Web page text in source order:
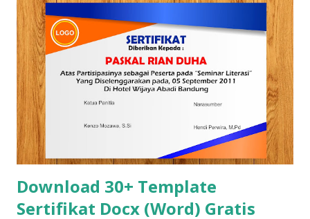
membuat makalah selain dari mempersiapkan isinya secara
matang kita juga harus memperhatikan desain covernya,
karena cover salah satu bagian yang sangat krusial untuk
menentukan apakah laporan,proposal dan makalah yang
kamu buat akan dibaca atau tidak. Jika ditanya apakah
penting membuat cover yang menarik dan kreatif? tentu
jawabannya adalah Ya, karena cover menjadi bagian yang
tidak terpisakan dari laporan, proposal dan d...
Download 30+ Template
Sertifikat Docx (Word) Gratis